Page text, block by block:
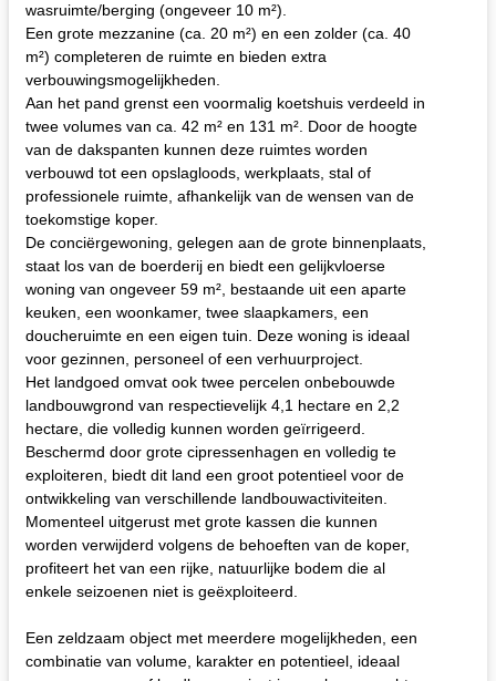
wasruimte/berging (ongeveer 10 m²).
Een grote mezzanine (ca. 20 m²) en een zolder (ca. 40
m²) completeren de ruimte en bieden extra
verbouwingsmogelijkheden.
Aan het pand grenst een voormalig koetshuis verdeeld in
twee volumes van ca. 42 m² en 131 m². Door de hoogte
van de dakspanten kunnen deze ruimtes worden
verbouwd tot een opslagloods, werkplaats, stal of
professionele ruimte, afhankelijk van de wensen van de
toekomstige koper.
De conciërgewoning, gelegen aan de grote binnenplaats,
staat los van de boerderij en biedt een gelijkvloerse
woning van ongeveer 59 m², bestaande uit een aparte
keuken, een woonkamer, twee slaapkamers, een
doucheruimte en een eigen tuin. Deze woning is ideaal
voor gezinnen, personeel of een verhuurproject.
Het landgoed omvat ook twee percelen onbebouwde
landbouwgrond van respectievelijk 4,1 hectare en 2,2
hectare, die volledig kunnen worden geïrrigeerd.
Beschermd door grote cipressenhagen en volledig te
exploiteren, biedt dit land een groot potentieel voor de
ontwikkeling van verschillende landbouwactiviteiten.
Momenteel uitgerust met grote kassen die kunnen
worden verwijderd volgens de behoeften van de koper,
profiteert het van een rijke, natuurlijke bodem die al
enkele seizoenen niet is geëxploiteerd.
Een zeldzaam object met meerdere mogelijkheden, een
combinatie van volume, karakter en potentieel, ideaal